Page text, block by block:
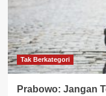
Tak Berkategori
Prabowo: Jangan